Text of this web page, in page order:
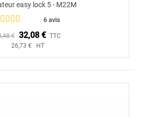
easy lock 5 - M22M
6 avis
€ 32,08 € TTC
26,73 € HT